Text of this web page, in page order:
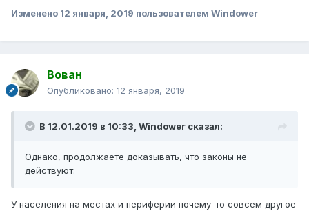
Изменено 12 января, 2019 пользователем Windower
Вован
Опубликовано: 12 января, 2019
В 12.01.2019 в 10:33, Windower сказал:
Однако, продолжаете доказывать, что законы не
действуют.
У населения на местах и периферии почему-то совсем другое